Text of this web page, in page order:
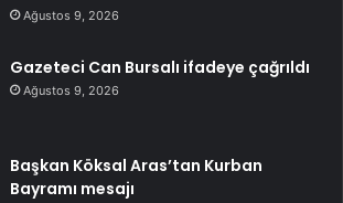
Ağustos 9, 2026
Gazeteci Can Bursalı ifadeye çağrıldı
Ağustos 9, 2026
Başkan Köksal Aras’tan Kurban
Bayramı mesajı